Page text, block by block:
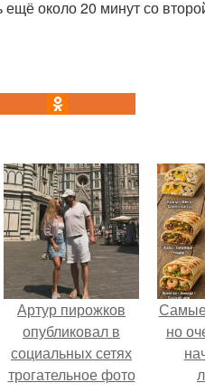
ещё около 20 минут со
Артур пирожков
опубликовал в
социальных сетях
трогательное фото
но